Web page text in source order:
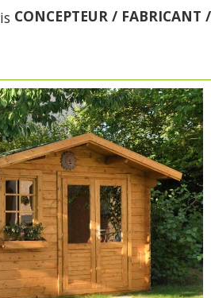
CONCEPTEUR / FABRICANT